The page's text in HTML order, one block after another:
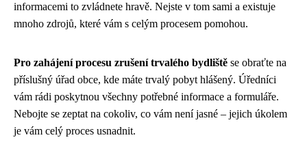
informacemi to zvládnete hravě. Nejste v tom sami a existuje
mnoho zdrojů, které vám s celým procesem pomohou.
Pro zahájení procesu zrušení trvalého bydliště se obraťte na
příslušný úřad obce, kde máte trvalý pobyt hlášený. Úředníci
vám rádi poskytnou všechny potřebné informace a formuláře.
Nebojte se zeptat na cokoliv, co vám není jasné – jejich úkolem
je vám celý proces usnadnit.